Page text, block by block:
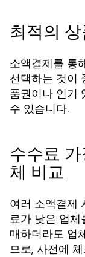
최적의
소액결제를 통
선택하는 것이
품권이나 인기
수 있습니다.
수수료
체 비교
여러 소액결제
료가 낮은 업체
매하더라도 업
므로, 사전에